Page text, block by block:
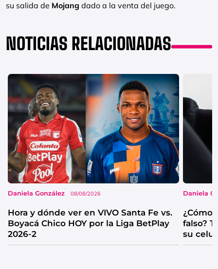
su salida de Mojang dado a la venta del juego.
NOTICIAS RELACIONADAS
Daniela González 08/08/2026
Hora y dónde ver en VIVO Santa Fe vs.
Boyacá Chico HOY por la Liga BetPlay
2026-2
Daniela
¿Cómo
falso?
su